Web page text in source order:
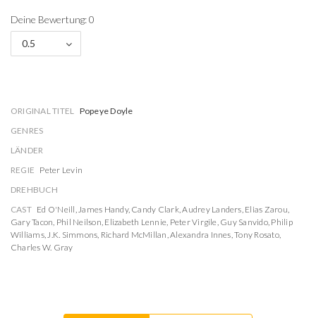
Deine Bewertung: 0
0.5
ORIGINAL TITEL Popeye Doyle
GENRES
LÄNDER
REGIE Peter Levin
DREHBUCH
CAST Ed O'Neill,James Handy, Candy Clark,Audrey Landers, Elias Zarou,
Gary Tacon, Phil Neilson, Elizabeth Lennie, Peter Virgile, Guy Sanvido, Philip
Williams,J.K. Simmons, Richard McMillan,Alexandra Innes,Tony Rosato,
Charles W. Gray